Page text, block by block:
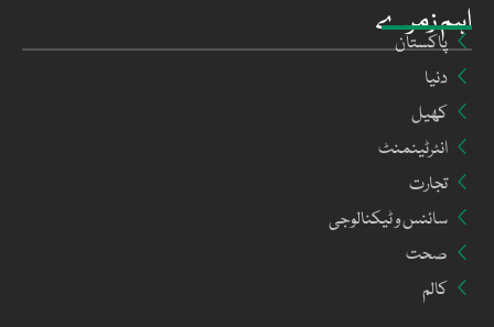
اہم زمرے
پاکستان
دنیا
کھیل
انٹرٹینمنٹ
تجارت
سائنس و ٹیکنالوجی
صحت
کالم